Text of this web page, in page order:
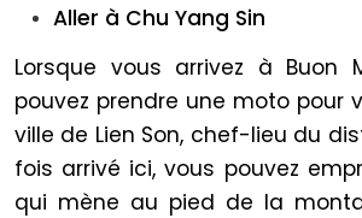
Aller à Chu Yang Sin
Lorsque vous arrivez à Buon
pouvez prendre une moto pour
ville de Lien Son, chef-lieu du
fois arrivé ici, vous pouvez
qui mène au pied de la